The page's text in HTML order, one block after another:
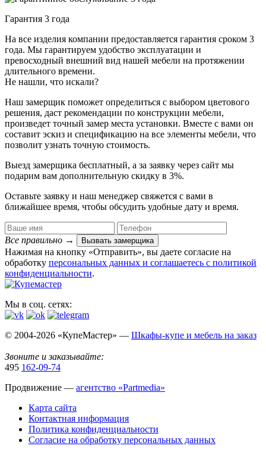
Гарантия 3 года
На все изделия компании предоставляется гарантия сроком 3
года. Мы гарантируем удобство эксплуатации и
превосходный внешний вид нашей мебели на протяжении
длительного времени.
Не нашли, что искали?
Наш замерщик поможет определиться с выбором цветового
решения, даст рекомендации по конструкции мебели,
произведет точный замер места установки. Вместе с вами он
составит эскиз и спецификацию на все элементы мебели, что
позволит узнать точную стоимость.
Выезд замерщика бесплатный, а за заявку через сайт мы
подарим вам дополнительную скидку в 3%.
Оставьте заявку и наш менеджер свяжется с вами в
ближайшее время, чтобы обсудить удобные дату и время.
Все правильно → Вызвать замерщика
Нажимая на кнопку «Отправить», вы даете согласие на
обработку персональных данных​ и соглашаетесь c политикой
конфиденциальности.
Мы в соц. сетях:
© 2004-2026 «КупеМастер» — Шкафы-купе и мебель на заказ
Звоните и заказывайте:
495 162-09-74
Продвижение — агентство «Partmedia»
Карта сайта
Контактная информация
Политика конфиденциальности
Согласие на обработку персональных данных